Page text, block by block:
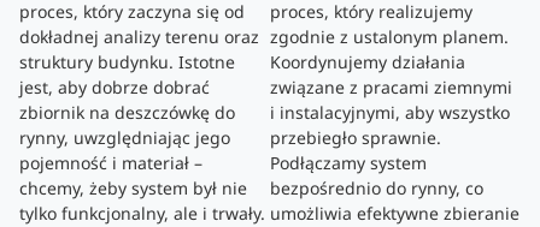
proces, który zaczyna się od
dokładnej analizy terenu oraz
struktury budynku. Istotne
jest, aby dobrze dobrać
zbiornik na deszczówkę do
rynny, uwzględniając jego
pojemność i materiał –
chcemy, żeby system był nie
tylko funkcjonalny, ale i trwały.
proces, który realizujemy
zgodnie z ustalonym planem.
Koordynujemy działania
związane z pracami ziemnymi
i instalacyjnymi, aby wszystko
przebiegło sprawnie.
Podłączamy system
bezpośrednio do rynny, co
umożliwia efektywne zbieranie